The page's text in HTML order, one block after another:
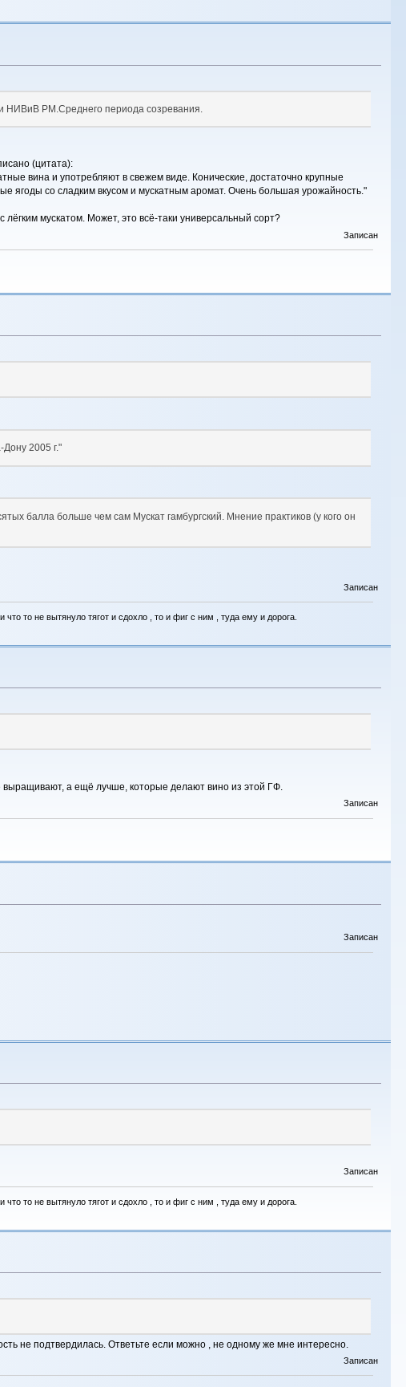
НИВиВ РМ.Среднего периода созревания.
(цитата):
вина и употребляют в свежем виде. Конические, достаточно крупные
ягоды со сладким вкусом и мускатным аромат. Очень большая урожайность."
мускатом. Может, это всё-таки универсальный сорт?
Записан
2005 г."
балла больше чем сам Мускат гамбургский. Мнение практиков (у кого он
Записан
то не вытянуло тягот и сдохло , то и фиг с ним , туда ему и дорога.
выращивают, а ещё лучше, которые делают вино из этой ГФ.
Записан
Записан
Записан
то не вытянуло тягот и сдохло , то и фиг с ним , туда ему и дорога.
не подтвердилась. Ответьте если можно , не одному же мне интересно.
Записан